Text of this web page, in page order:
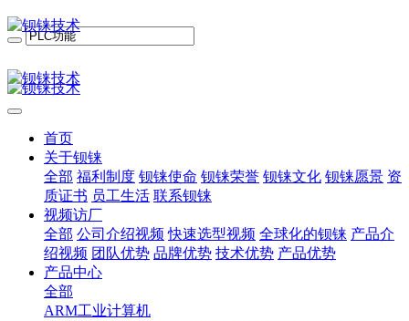
首页
关于钡铼
全部 福利制度 钡铼使命 钡铼荣誉 钡铼文化 钡铼愿景 资
质证书 员工生活 联系钡铼
视频访厂
全部 公司介绍视频 快速选型视频 全球化的钡铼 产品介
绍视频 团队优势 品牌优势 技术优势 产品优势
产品中心
全部
ARM工业计算机